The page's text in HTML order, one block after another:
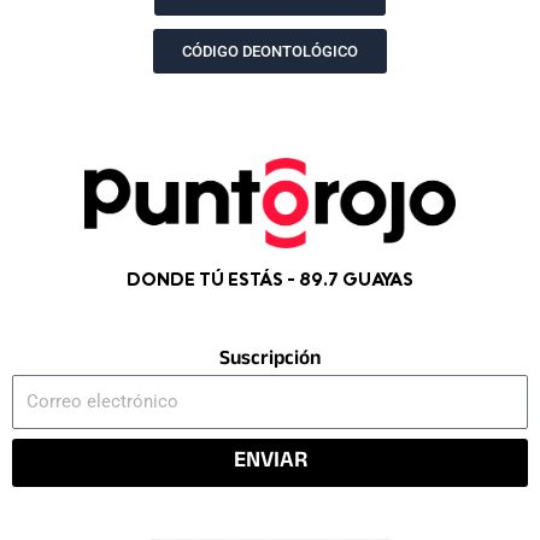
m
r
CÓDIGO DEONTOLÓGICO
DONDE TÚ ESTÁS - 89.7 GUAYAS
Suscripción
ENVIAR